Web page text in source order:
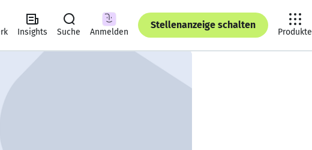
Insights Suche Anmelden
Stellenanzeige schalten
Produkte